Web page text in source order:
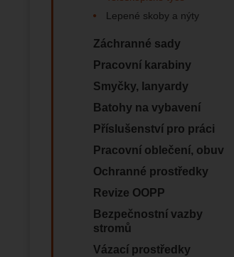
Lepené skoby a nýty
Záchranné sady
Pracovní karabiny
Smyčky, lanyardy
Batohy na vybavení
Příslušenství pro práci
Pracovní oblečení, obuv
Ochranné prostředky
Revize OOPP
Bezpečnostní vazby
stromů
Vázací prostředky